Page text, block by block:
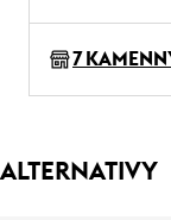
7
ALTERNATIVY